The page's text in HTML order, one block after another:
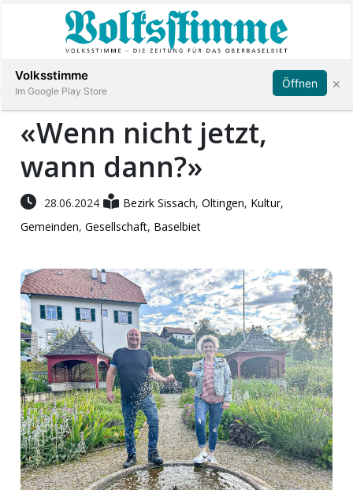
Veranstaltungen
E-
Paper
App
Fussball
Abonnieren Anmelden
«Wenn nicht jetzt,
wann dann?»
28.06.2024 Bezirk Sissach,Oltingen, Kultur,
Gemeinden,Gesellschaft, Baselbiet
Volksstimme
Im Google Play Store
Öffnen ×